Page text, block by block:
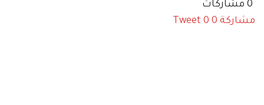
مشاركة 0
Tweet 0